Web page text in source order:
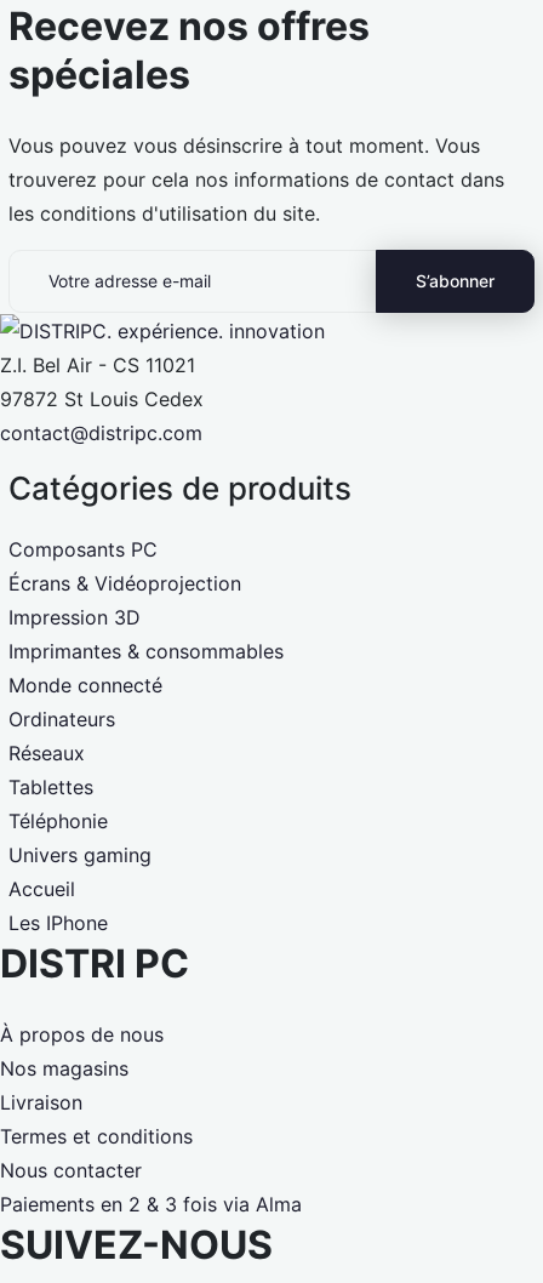
Recevez nos offres
spéciales
Vous pouvez vous désinscrire à tout moment. Vous
trouverez pour cela nos informations de contact dans
les conditions d'utilisation du site.
Z.I. Bel Air - CS 11021
97872 St Louis Cedex
contact@distripc.com
Catégories de produits
Composants PC
Écrans & Vidéoprojection
Impression 3D
Imprimantes & consommables
Monde connecté
Ordinateurs
Réseaux
Tablettes
Téléphonie
Univers gaming
Accueil
Les IPhone
DISTRI PC
À propos de nous
Nos magasins
Livraison
Termes et conditions
Nous contacter
Paiements en 2 & 3 fois via Alma
SUIVEZ-NOUS